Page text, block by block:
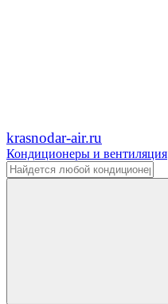
krasnodar-air.ru
Кондиционеры и вентиляция